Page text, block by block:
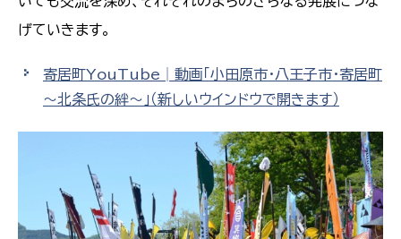
げていきます。
寄居町YouTube│動画「小田原市・八王子市・寄居町
～北条氏の絆～」 （新しいウインドウで開きます）